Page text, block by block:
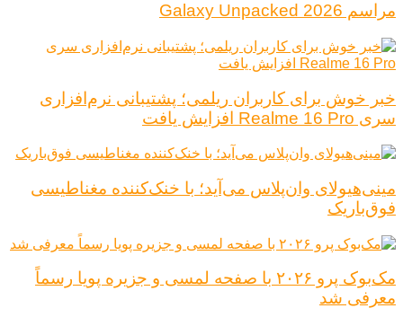
مراسم Galaxy Unpacked 2026
خبر خوش برای کاربران ریلمی؛ پشتیبانی نرم‌افزاری
سری Realme 16 Pro افزایش یافت
مینی‌هیولای وان‌پلاس می‌آید؛ با خنک‌کننده مغناطیسی
فوق‌باریک
مک‌بوک پرو ۲۰۲۶ با صفحه لمسی و جزیره پویا رسماً
معرفی شد